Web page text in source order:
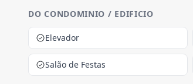
DO CONDOMINIO / EDIFICIO
Elevador
Salão de Festas